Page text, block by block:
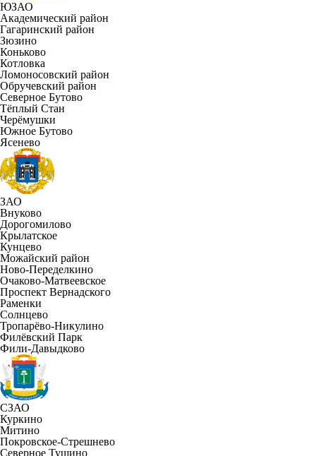
ЮЗАО
Академический район
Гагаринский район
Зюзино
Коньково
Котловка
Ломоносовский район
Обручевский район
Северное Бутово
Тёплый Стан
Черёмушки
Южное Бутово
Ясенево
ЗАО
Внуково
Дорогомилово
Крылатское
Кунцево
Можайский район
Ново-Переделкино
Очаково-Матвеевское
Проспект Вернадского
Раменки
Солнцево
Тропарёво-Никулино
Филёвский Парк
Фили-Давыдково
СЗАО
Куркино
Митино
Покровское-Стрешнево
Северное Тушино